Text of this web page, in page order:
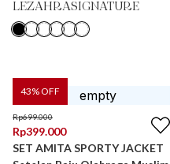
LEZAHRASIGNATURE
43% OFF
Rp699.000
Rp399.000
SET AMITA SPORTY JACKET